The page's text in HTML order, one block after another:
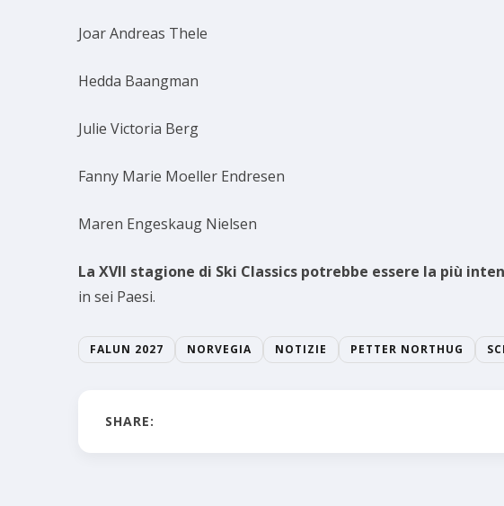
Joar Andreas Thele
Hedda Baangman
Julie Victoria Berg
Fanny Marie Moeller Endresen
Maren Engeskaug Nielsen
La XVII stagione di Ski Classics potrebbe essere la più
in sei Paesi.
FALUN 2027 NORVEGIA NOTIZIE PETTER NORTHUG
SHARE: